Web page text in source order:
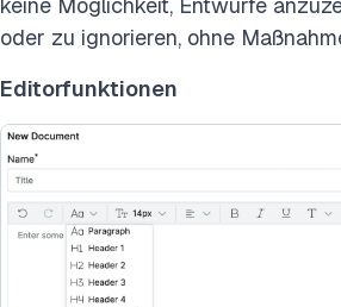
keine Möglichkeit, Entwürfe
oder zu ignorieren, ohne
Editorfunktionen